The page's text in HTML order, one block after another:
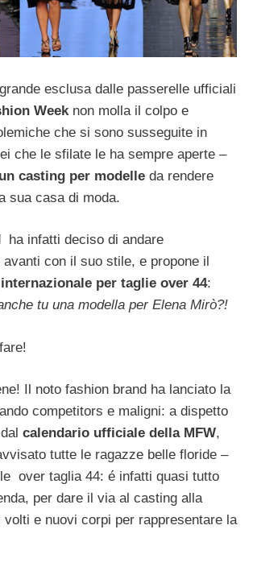
esclusa dalle passerelle ufficiali
Weeknon molla il colpo e
che si sono susseguite in
che le sfilate le ha sempre aperte –
un casting per modelle da rendere
sua casa di moda.
ha infatti deciso di andare
con il suo stile, e propone il
per taglie over 44:
tu una modella per Elena Mirò?!
Il noto fashion brand ha lanciato la
competitors e maligni: a dispetto
calendario ufficiale della MFW,
tutte le ragazze belle floride –
over taglia 44: é infatti quasi tutto
per dare il via al casting alla
e nuovi corpi per rappresentare la